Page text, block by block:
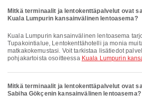
Mitkä terminaalit ja lentokenttäpalvelut ovat
Kuala Lumpurin kansainvälinen lentoasema?
Kuala Lumpurin kansainvälinen lentoasema tarjoaa Ruokailu,
Tupakointialue, Lentokenttähotelli ja monia
matkakokemustasi. Voit tarkistaa lisätiedot
pohjakartoista osoitteessa Kuala Lumpurin
Mitkä terminaalit ja lentokenttäpalvelut ovat
Sabiha Gökçenin kansainvälinen lentoasema?